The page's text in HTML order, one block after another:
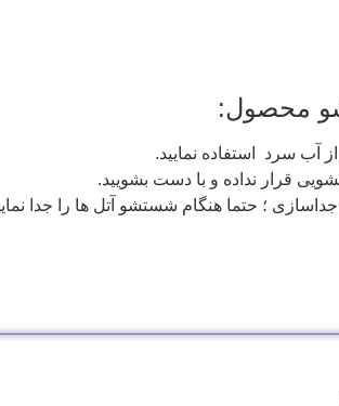
محصول:
سرد استفاده نمایید.
قرار نداده و با دست بشویید.
؛ حتما هنگام شستشو آتل ها را جدا